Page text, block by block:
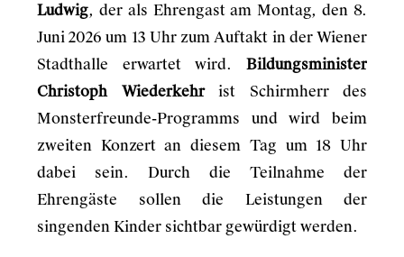
Ludwig, der als Ehrengast am Montag, den 8.
Juni 2026 um 13 Uhr zum Auftakt in der Wiener
Stadthalle erwartet wird. Bildungsminister
Christoph Wiederkehrist Schirmherr des
Monsterfreunde-Programms und wird beim
zweiten Konzert an diesem Tag um 18 Uhr
dabei sein. Durch die Teilnahme der
Ehrengäste sollen die Leistungen der
singenden Kinder sichtbar gewürdigt werden.